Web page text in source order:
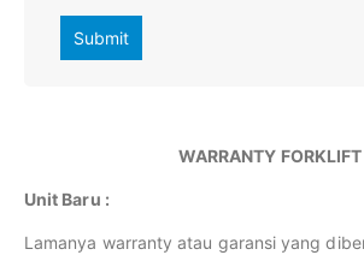
WARRANTY FORKLIFT
Unit Baru :
Lamanya warranty atau garansi yang